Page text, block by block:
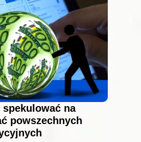
na
powszechnych